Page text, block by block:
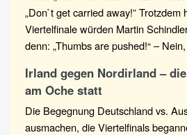
„Don`t get carried away!”
Viertelfinale würden Martin
denn: „Thumbs are pushed!“ –
Irland gegen Nordirland –
am Oche statt
Die Begegnung Deutschland vs.
ausmachen, die Viertelfinals